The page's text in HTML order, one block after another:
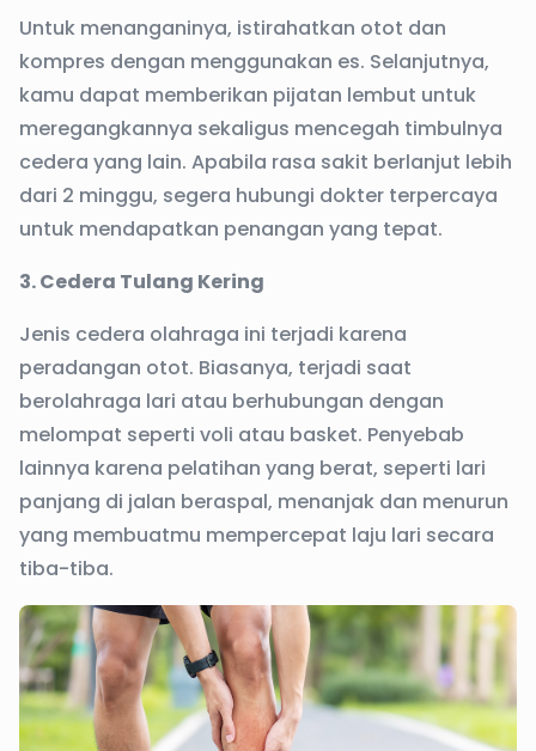
Untuk menanganinya, istirahatkan otot dan
kompres dengan menggunakan es. Selanjutnya,
kamu dapat memberikan pijatan lembut untuk
meregangkannya sekaligus mencegah timbulnya
cedera yang lain. Apabila rasa sakit berlanjut lebih
dari 2 minggu, segera hubungi dokter terpercaya
untuk mendapatkan penangan yang tepat.
3. Cedera Tulang Kering
Jenis cedera olahraga ini terjadi karena
peradangan otot. Biasanya, terjadi saat
berolahraga lari atau berhubungan dengan
melompat seperti voli atau basket. Penyebab
lainnya karena pelatihan yang berat, seperti lari
panjang di jalan beraspal, menanjak dan menurun
yang membuatmu mempercepat laju lari secara
tiba-tiba.